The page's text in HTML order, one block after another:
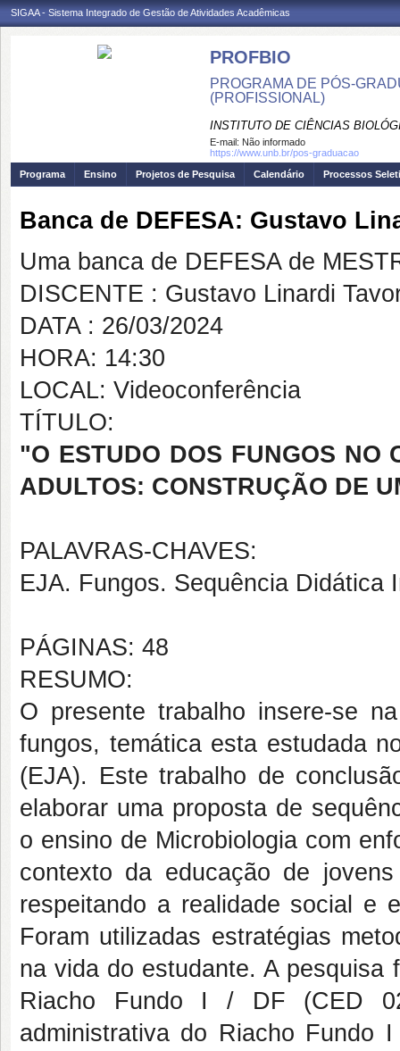
SIGAA - Sistema Integrado de Gestão de Atividades Acadêmicas
PROFBIO
PROGRAMA DE PÓS-
(PROFISSIONAL)
INSTITUTO DE CIÊNCIAS
E-mail: Não informado
https://www.unb.br/pos-graduacao
Programa
Ensino Projetos de Pesquisa Calendário Processos
Banca de DEFESA: Gustavo
Uma banca de DEFESA de
DISCENTE : Gustavo Linardi
DATA : 26/03/2024
HORA: 14:30
LOCAL: Videoconferência
TÍTULO:
"O ESTUDO DOS FUNGOS NO
ADULTOS: CONSTRUÇÃO DE
PALAVRAS-CHAVES:
EJA. Fungos. Sequência Didática
PÁGINAS: 48
RESUMO:
O presente trabalho insere-se
fungos, temática esta estudada
(EJA). Este trabalho de
elaborar uma proposta de
o ensino de Microbiologia com
contexto da educação de
respeitando a realidade social e
Foram utilizadas estratégias
na vida do estudante. A pesquisa
Riacho Fundo I / DF (CED
administrativa do Riacho Fundo